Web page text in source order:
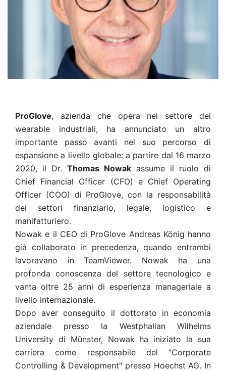
ProGlove, azienda che opera nel settore dei
wearable industriali, ha annunciato un altro
importante passo avanti nel suo percorso di
espansione a livello globale: a partire dal 16 marzo
2020, il Dr. Thomas Nowak assume il ruolo di
Chief Financial Officer (CFO) e Chief Operating
Officer (COO) di ProGlove, con la responsabilità
dei settori finanziario, legale, logistico e
manifatturiero.
Nowak e il CEO di ProGlove Andreas König hanno
già collaborato in precedenza, quando entrambi
lavoravano in TeamViewer. Nowak ha una
profonda conoscenza del settore tecnologico e
vanta oltre 25 anni di esperienza manageriale a
livello internazionale.
Dopo aver conseguito il dottorato in economia
aziendale presso la Westphalian Wilhelms
University di Münster, Nowak ha iniziato la sua
carriera come responsabile del "Corporate
Controlling & Development" presso Hoechst AG. In